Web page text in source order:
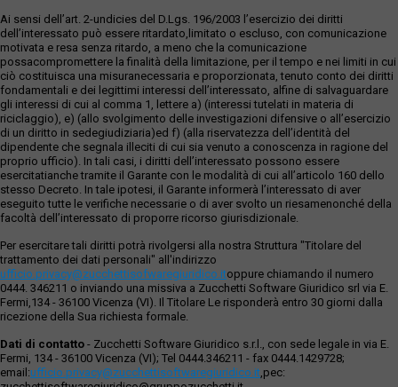
Ai sensi dell’art. 2-undicies del D.Lgs. 196/2003 l’esercizio dei diritti
dell’interessato può essere ritardato,limitato o escluso, con comunicazione
motivata e resa senza ritardo, a meno che la comunicazione
possacompromettere la finalità della limitazione, per il tempo e nei limiti in cui
ciò costituisca una misuranecessaria e proporzionata, tenuto conto dei diritti
fondamentali e dei legittimi interessi dell’interessato, alfine di salvaguardare
gli interessi di cui al comma 1, lettere a) (interessi tutelati in materia di
riciclaggio), e) (allo svolgimento delle investigazioni difensive o all’esercizio
di un diritto in sedegiudiziaria)ed f) (alla riservatezza dell’identità del
dipendente che segnala illeciti di cui sia venuto a conoscenza in ragione del
proprio ufficio). In tali casi, i diritti dell’interessato possono essere
esercitatianche tramite il Garante con le modalità di cui all’articolo 160 dello
stesso Decreto. In tale ipotesi, il Garante informerà l’interessato di aver
eseguito tutte le verifiche necessarie o di aver svolto un riesamenonché della
facoltà dell’interessato di proporre ricorso giurisdizionale.
Per esercitare tali diritti potrà rivolgersi alla nostra Struttura "Titolare del
trattamento dei dati personali" all'indirizzo
ufficio.privacy@zucchettisofwaregiuridico.itoppure chiamando il numero
0444. 346211 o inviando una missiva a Zucchetti Software Giuridico srl via E.
Fermi,134 - 36100 Vicenza (VI). Il Titolare Le risponderà entro 30 giorni dalla
ricezione della Sua richiesta formale.
Dati di contatto - Zucchetti Software Giuridico s.r.l., con sede legale in via E.
Fermi, 134 - 36100 Vicenza (VI); Tel 0444.346211 - fax 0444.1429728;
email:ufficio.privacy@zucchettisoftwaregiuridico.it,pec: